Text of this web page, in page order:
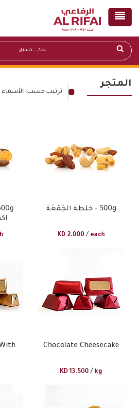
المتجر
ترتيب حسب: الأسماء -
500g - خلطة الجَمْعَة
KD 2.000 / each
Chocolate Cheesecake
KD 13.500 / kg